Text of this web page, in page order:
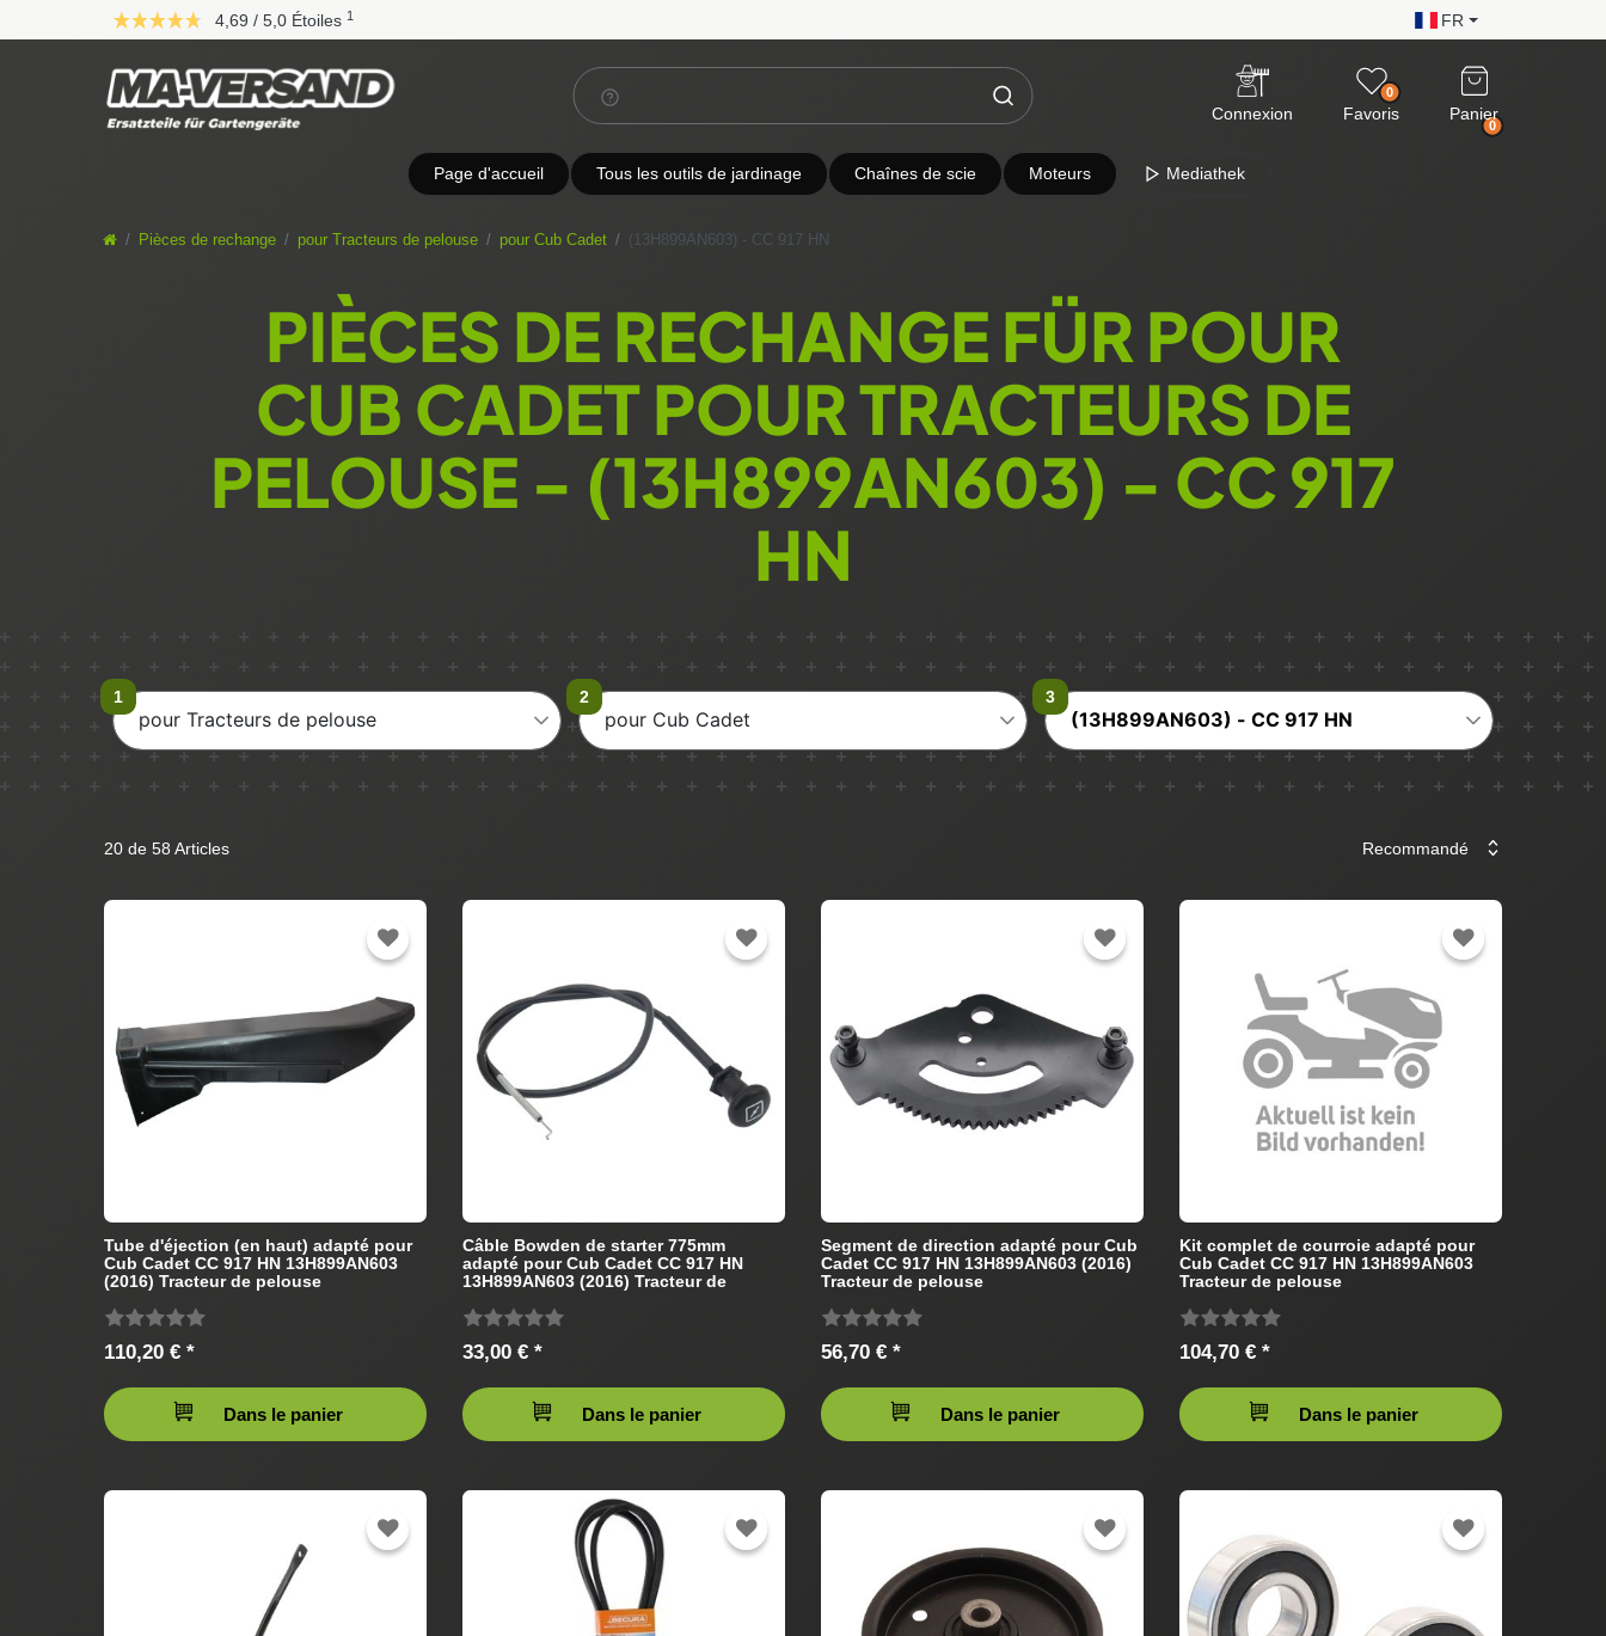
i
4,69 / 5,0 Étoiles 1 FR
Connexion
0
Favoris
0
Panier
Page d'accueil Tous les outils de jardinage Chaînes de scie Moteurs Mediathek
Pièces de rechange pour Tracteurs de pelouse pour Cub Cadet (13H899AN603) - CC 917 HN
PIÈCES DE RECHANGE FÜR POUR
CUB CADET POUR TRACTEURS DE
PELOUSE - (13H899AN603) - CC 917
HN
pour Tracteurs de pelouse pour Cub Cadet (13H899AN603) - CC 917 HN
20 de 58 Articles
Tube d'éjection (en haut) adapté pour
Cub Cadet CC 917 HN 13H899AN603
(2016) Tracteur de pelouse
110,20 € *
Dans le panier
Câble Bowden de starter 775mm
adapté pour Cub Cadet CC 917 HN
13H899AN603 (2016) Tracteur de
33,00 € *
Dans le panier
Segment de direction adapté pour Cub
Cadet CC 917 HN 13H899AN603 (2016)
Tracteur de pelouse
56,70 € *
Dans le panier
Kit complet de courroie adapté pour
Cub Cadet CC 917 HN 13H899AN603
Tracteur de pelouse
104,70 € *
Dans le panier